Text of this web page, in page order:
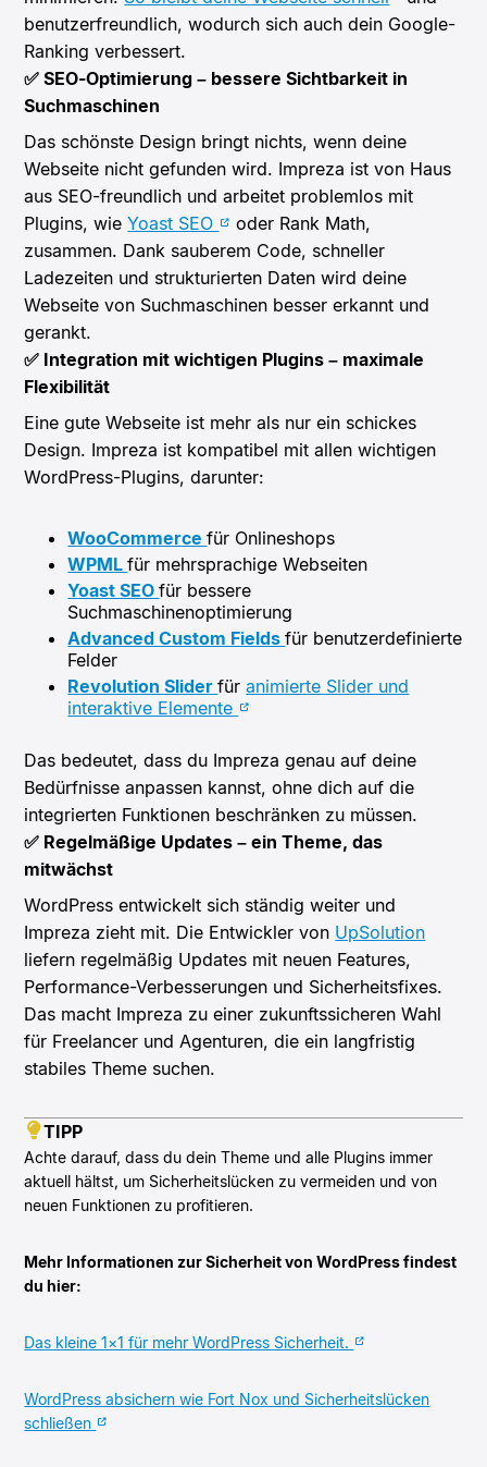
benutzerfreundlich, wodurch sich auch dein Google-
Ranking verbessert.
✅ SEO-Optimierung – bessere Sichtbarkeit in
Suchmaschinen
Das schönste Design bringt nichts, wenn deine
Webseite nicht gefunden wird. Impreza ist von Haus
aus SEO-freundlich und arbeitet problemlos mit
Plugins, wieYoast SEO
oder Rank Math,
zusammen. Dank sauberem Code, schneller
Ladezeiten und strukturierten Daten wird deine
Webseite von Suchmaschinen besser erkannt und
gerankt.
✅ Integration mit wichtigen Plugins – maximale
Flexibilität
Eine gute Webseite ist mehr als nur ein schickes
Design. Impreza ist kompatibel mit allen wichtigen
WordPress-Plugins, darunter:
WooCommercefür Onlineshops
WPMLfür mehrsprachige Webseiten
Yoast SEOfür bessere
Suchmaschinenoptimierung
Advanced Custom Fieldsfür benutzerdefinierte
Felder
Revolution Sliderfüranimierte Slider und
interaktive Elemente
Das bedeutet, dass du Impreza genau auf deine
Bedürfnisse anpassen kannst, ohne dich auf die
integrierten Funktionen beschränken zu müssen.
✅ Regelmäßige Updates – ein Theme, das
mitwächst
WordPress entwickelt sich ständig weiter und
Impreza zieht mit. Die Entwickler von UpSolution
liefern regelmäßig Updates mit neuen Features,
Performance-Verbesserungen und Sicherheitsfixes.
Das macht Impreza zu einer zukunftssicheren Wahl
für Freelancer und Agenturen, die ein langfristig
stabiles Theme suchen.
TIPP
Achte darauf, dass du dein Theme und alle Plugins immer
aktuell hältst, um Sicherheitslücken zu vermeiden und von
neuen Funktionen zu profitieren.
Mehr Informationen zur Sicherheit von WordPress findest
du hier:
Das kleine 1×1 für mehr WordPress Sicherheit.
WordPress absichern wie Fort Nox und Sicherheitslücken
schließen